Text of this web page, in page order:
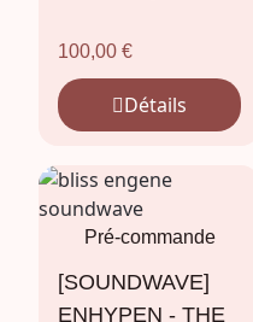
100,00€
Détails
Pré-commande
[SOUNDWAVE]
ENHYPEN - THE